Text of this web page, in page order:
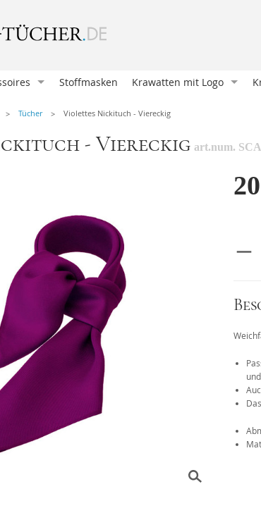
Zubehör
Stoffmasken
Krawatten mit Logo
Krawatten und Schals
Geschenkverpackungen
Tücher Violettes Nickituch - Viereckig
- Viereckig art.num.
–